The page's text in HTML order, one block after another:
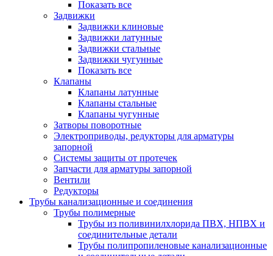
Показать все
Задвижки
Задвижки клиновые
Задвижки латунные
Задвижки стальные
Задвижки чугунные
Показать все
Клапаны
Клапаны латунные
Клапаны стальные
Клапаны чугунные
Затворы поворотные
Электроприводы, редукторы для арматуры
запорной
Системы защиты от протечек
Запчасти для арматуры запорной
Вентили
Редукторы
Трубы канализационные и соединения
Трубы полимерные
Трубы из поливинилхлорида ПВХ, НПВХ и
соединительные детали
Трубы полипропиленовые канализационные